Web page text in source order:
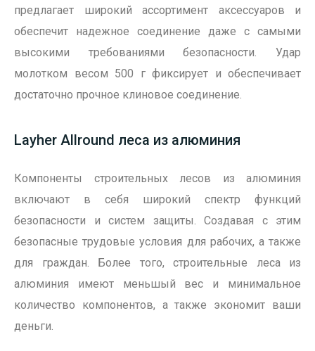
предлагает широкий ассортимент аксессуаров и
обеспечит надежное соединение даже с самыми
высокими требованиями безопасности. Удар
молотком весом 500 г фиксирует и обеспечивает
достаточно прочное клиновое соединение.
Layher Allround леса из алюминия
Компоненты строительных лесов из алюминия
включают в себя широкий спектр функций
безопасности и систем защиты. Создавая с этим
безопасные трудовые условия для рабочих, а также
для граждан. Более того, строительные леса из
алюминия имеют меньшый вес и минимальное
количество компонентов, а также экономит ваши
деньги.